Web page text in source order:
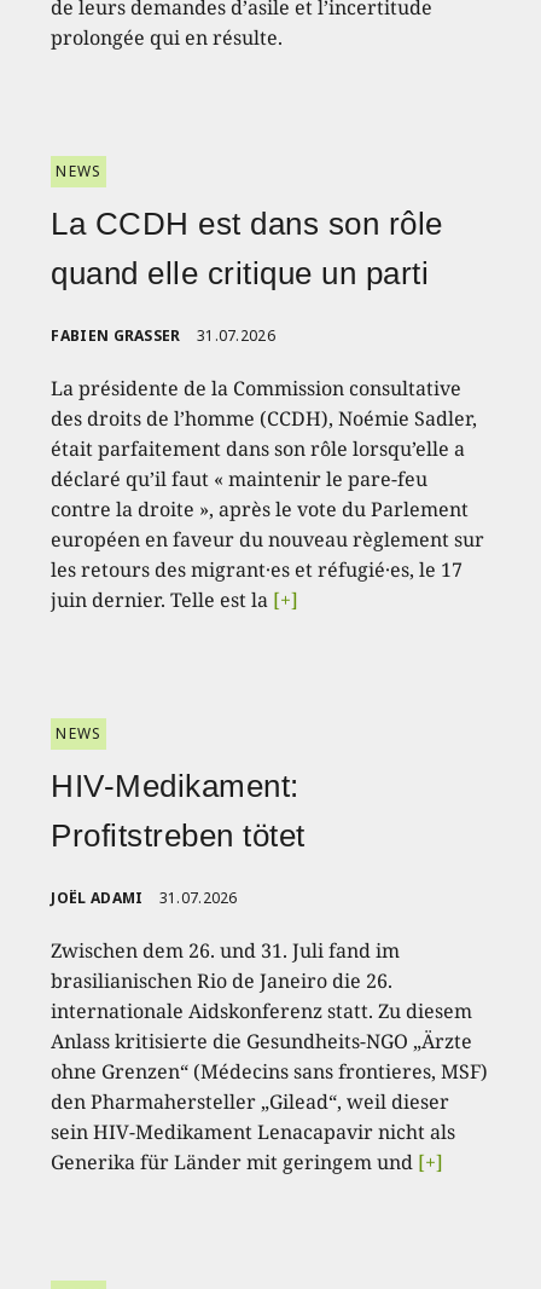
de leurs demandes d’asile et l’incertitude
prolongée qui en résulte.
NEWS
La CCDH est dans son rôle
quand elle critique un parti
FABIEN GRASSER 31.07.2026
La présidente de la Commission consultative
des droits de l’homme (CCDH), Noémie Sadler,
était parfaitement dans son rôle lorsqu’elle a
déclaré qu’il faut « maintenir le pare-feu
contre la droite », après le vote du Parlement
européen en faveur du nouveau règlement sur
les retours des migrant·es et réfugié·es, le 17
juin dernier. Telle est la [+]
NEWS
HIV-Medikament:
Profitstreben tötet
JOËL ADAMI 31.07.2026
Zwischen dem 26. und 31. Juli fand im
brasilianischen Rio de Janeiro die 26.
internationale Aidskonferenz statt. Zu diesem
Anlass kritisierte die Gesundheits-NGO „Ärzte
ohne Grenzen“ (Médecins sans frontieres, MSF)
den Pharmahersteller „Gilead“, weil dieser
sein HIV-Medikament Lenacapavir nicht als
Generika für Länder mit geringem und [+]